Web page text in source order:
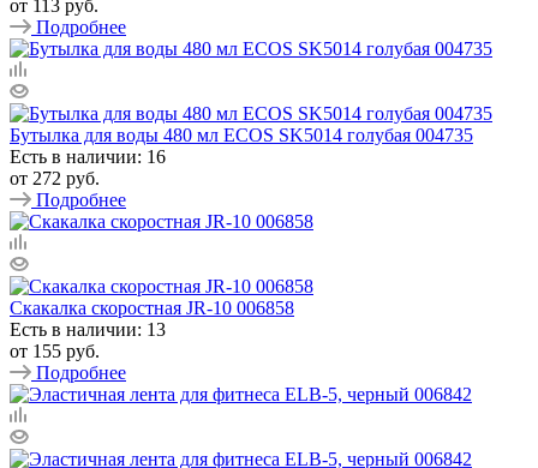
от 113 руб.
Подробнее
Бутылка для воды 480 мл ECOS SK5014 голубая 004735
Есть в наличии: 16
от 272 руб.
Подробнее
Скакалка скоростная JR-10 006858
Есть в наличии: 13
от 155 руб.
Подробнее